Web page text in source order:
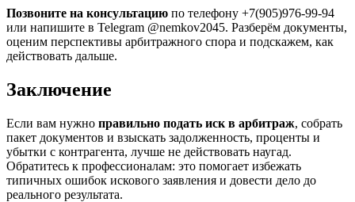
Позвоните на консультацию по телефону +7(905)976-99-94
или напишите в Telegram @nemkov2045. Разберём документы,
оценим перспективы арбитражного спора и подскажем, как
действовать дальше.
Заключение
Если вам нужно правильно подать иск в арбитраж, собрать
пакет документов и взыскать задолженность, проценты и
убытки с контрагента, лучше не действовать наугад.
Обратитесь к профессионалам: это помогает избежать
типичных ошибок искового заявления и довести дело до
реального результата.